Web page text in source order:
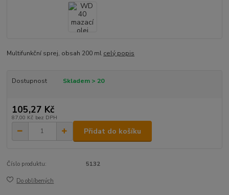
Multifunkční sprej, obsah 200 ml celý popis
Dostupnost Skladem > 20
105,27 Kč
87,00 Kč bez DPH
Přidat do košíku
Číslo produktu: 5132
Do oblíbených